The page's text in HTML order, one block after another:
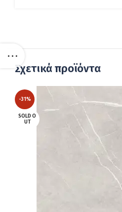
Σχετικά προϊόντα
-31%
SOLD O
UT